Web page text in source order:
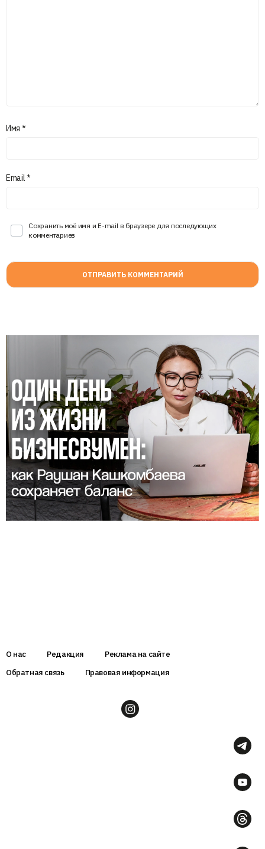
Имя *
Email*
Сохранить моё имя и E-mail в браузере для последующих
комментариев
О нас Редакция
Реклама на сайте
Обратная связь
Правовая информация